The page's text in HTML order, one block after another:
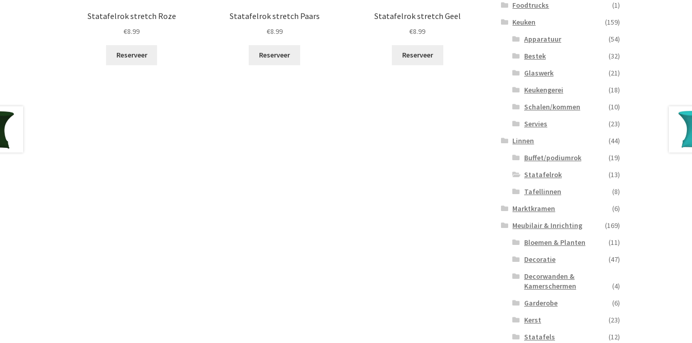
Statafelrok stretch Roze
€8.99
Reserveer
Statafelrok stretch Paars
€8.99
Reserveer
Statafelrok stretch Geel
€8.99
Reserveer
Foodtrucks
(1)
Keuken
(159)
Apparatuur
(54)
Bestek
(32)
Glaswerk
(21)
Keukengerei
(18)
Schalen/kommen
(10)
Servies
(23)
Linnen
(44)
Buffet/podiumrok
(19)
Statafelrok
(13)
Tafellinnen
(8)
Marktkramen
(6)
Meubilair & Inrichting
(169)
Bloemen & Planten
(11)
Decoratie
(47)
Decorwanden &
Kamerschermen
(4)
Garderobe
(6)
Kerst
(23)
Statafels
(12)